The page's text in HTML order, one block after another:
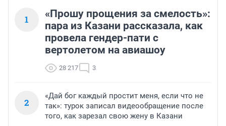
1
«Прошу прощения за смелость»:
пара из Казани рассказала, как
провела гендер-пати с
вертолетом на авиашоу
28 217 3
2
«Дай бог каждый простит меня, если что не
так»: турок записал видеообращение после
того, как зарезал свою жену в Казани